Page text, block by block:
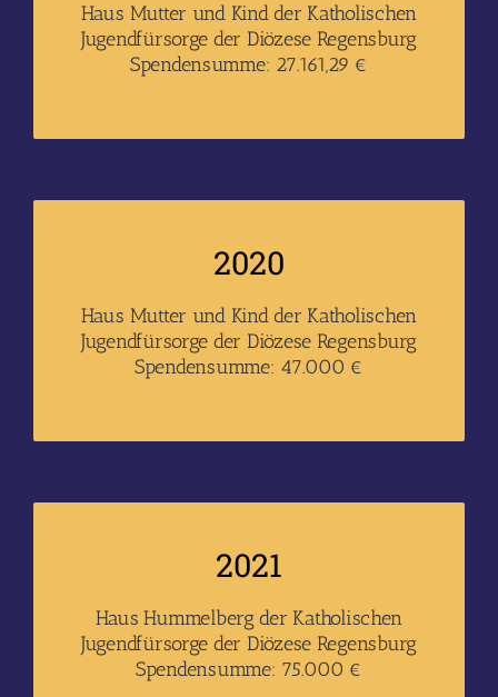
Haus Mutter und Kind der Katholischen
Jugendfürsorge der Diözese Regensburg
Spendensumme: 27.161,29 €
2020
Haus Mutter und Kind der Katholischen
Jugendfürsorge der Diözese Regensburg
Spendensumme: 47.000 €
2021
Haus Hummelberg der Katholischen
Jugendfürsorge der Diözese Regensburg
Spendensumme: 75.000 €